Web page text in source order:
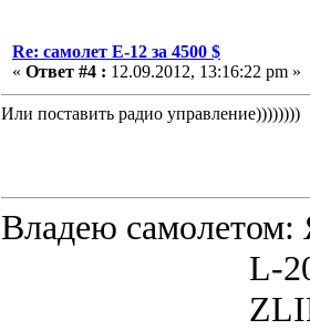
Re: самолет Е-12 за 4500 $
« Ответ #4 : 12.09.2012, 13:16:22 pm »
Или поставить радио управление))))))))
Владею
L-200D
ZLIN 526